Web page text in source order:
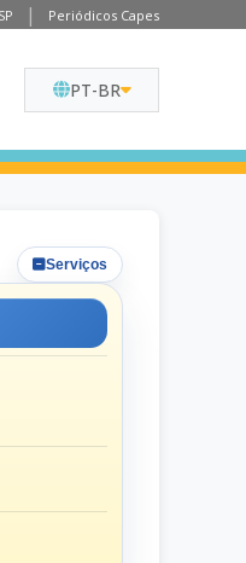
Periódicos Capes
PT-BR
Serviços